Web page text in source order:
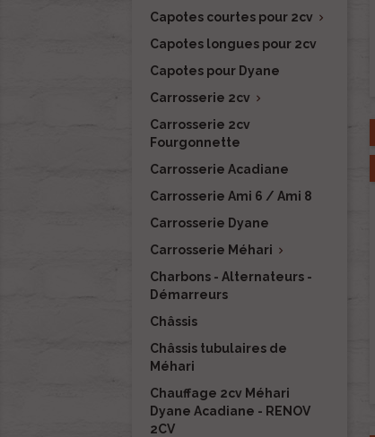
Capotes courtes pour 2cv 
Capotes longues pour 2cv
Capotes pour Dyane
Carrosserie 2cv 
Carrosserie 2cv
Fourgonnette
Carrosserie Acadiane
Carrosserie Ami 6 / Ami 8
Carrosserie Dyane
Carrosserie Méhari 
Charbons - Alternateurs -
Démarreurs
Châssis
Châssis tubulaires de
Méhari
Chauffage 2cv Méhari
Dyane Acadiane - RENOV
2CV